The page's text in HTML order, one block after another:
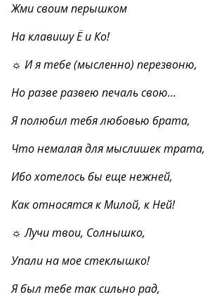
Жми своим перышком
На клавишу Ё и Ко!
☼ И я тебе (мысленно) перезвоню,
Но разве развею печаль свою…
Я полюбил тебя любовью брата,
Что немалая для мыслишек трата,
Ибо хотелось бы еще нежней,
Как относятся к Милой, к Ней!
☼ Лучи твои, Солнышко,
Упали на мое стеклышко!
Я был тебе так сильно рад,